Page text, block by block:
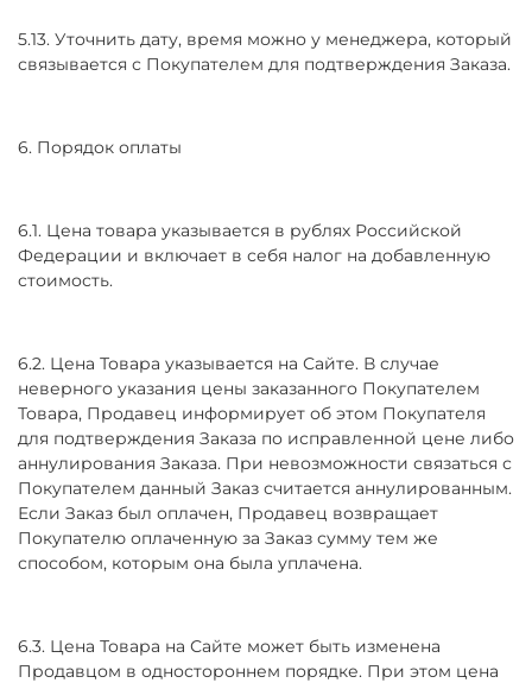
5.13. Уточнить дату, время можно у менеджера, который
связывается с Покупателем для подтверждения Заказа.
6. Порядок оплаты
6.1. Цена товара указывается в рублях Российской
Федерации и включает в себя налог на добавленную
стоимость.
6.2. Цена Товара указывается на Сайте. В случае
неверного указания цены заказанного Покупателем
Товара, Продавец информирует об этом Покупателя
для подтверждения Заказа по исправленной цене либо
аннулирования Заказа. При невозможности связаться с
Покупателем данный Заказ считается аннулированным.
Если Заказ был оплачен, Продавец возвращает
Покупателю оплаченную за Заказ сумму тем же
способом, которым она была уплачена.
6.3. Цена Товара на Сайте может быть изменена
Продавцом в одностороннем порядке. При этом цена